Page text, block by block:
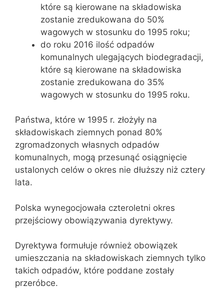
które są kierowane na składowiska
zostanie zredukowana do 50%
wagowych w stosunku do 1995 roku;
do roku 2016 ilość odpadów
komunalnych ulegających biodegradacji,
które są kierowane na składowiska
zostanie zredukowana do 35%
wagowych w stosunku do 1995 roku.
Państwa, które w 1995 r. złożyły na
składowiskach ziemnych ponad 80%
zgromadzonych własnych odpadów
komunalnych, mogą przesunąć osiągnięcie
ustalonych celów o okres nie dłuższy niż cztery
lata.
Polska wynegocjowała czteroletni okres
przejściowy obowiązywania dyrektywy.
Dyrektywa formułuje również obowiązek
umieszczania na składowiskach ziemnych tylko
takich odpadów, które poddane zostały
przeróbce.